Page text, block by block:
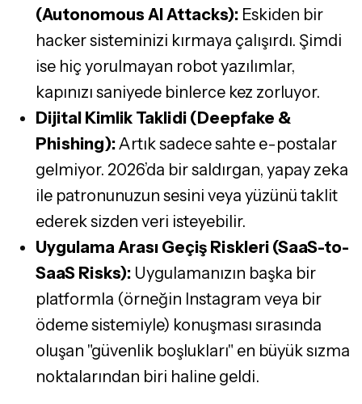
(Autonomous AI Attacks): Eskiden bir
hacker sisteminizi kırmaya çalışırdı. Şimdi
ise hiç yorulmayan robot yazılımlar,
kapınızı saniyede binlerce kez zorluyor.
Dijital Kimlik Taklidi (Deepfake &
Phishing):Artık sadece sahte e-postalar
gelmiyor. 2026’da bir saldırgan, yapay zeka
ile patronunuzun sesini veya yüzünü taklit
ederek sizden veri isteyebilir.
Uygulama Arası Geçiş Riskleri (SaaS-to-
SaaS Risks): Uygulamanızın başka bir
platformla (örneğin Instagram veya bir
ödeme sistemiyle) konuşması sırasında
oluşan "güvenlik boşlukları" en büyük sızma
noktalarından biri haline geldi.